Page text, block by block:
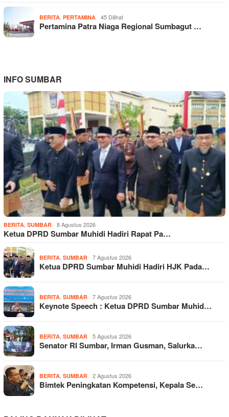
BERITA PERTAMINA 45 Dilihat
Pertamina Patra Niaga Regional Sumbagut …
INFO SUMBAR
BERITA, SUMBAR 8 Agustus 2026
Ketua DPRD Sumbar Muhidi Hadiri Rapat Pa…
BERITA, SUMBAR 7 Agustus 2026
Ketua DPRD Sumbar Muhidi Hadiri HJK Pada…
BERITA, SUMBAR 7 Agustus 2026
Keynote Speech : Ketua DPRD Sumbar Muhid…
BERITA, SUMBAR 5 Agustus 2026
Senator RI Sumbar, Irman Gusman, Salurka…
BERITA, SUMBAR 2 Agustus 2026
Bimtek Peningkatan Kompetensi, Kepala Se…